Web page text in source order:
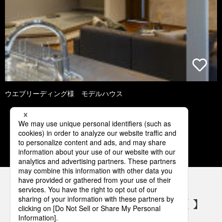
ウエブリーディング様 モデルハウス
1 2 3 4 5
パナソニックの電気設備 SNSアカウント